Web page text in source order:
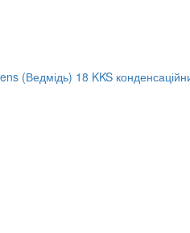
(Ведмідь) 18 KKS